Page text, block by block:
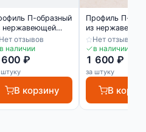
П-образный
нержавеющей
SUP03-10H
10х3 мм
Нет отзывов
в наличии
600 ₽
штуку
В корзину
Профиль П-
из
стали SUP051
10х5 мм
Нет отзывов
в наличии
1 600 ₽
за штуку
В